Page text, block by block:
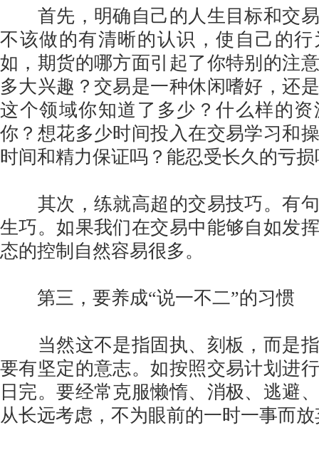
首先，明确自己的人生目标和交易
不该做的有清晰的认识，使自己的
如，期货的哪方面引起了你特别的注
多大兴趣？交易是一种休闲嗜好，还
这个领域你知道了多少？什么样的
你？想花多少时间投入在交易学习和
时间和精力保证吗？能忍受长久的亏
其次，练就高超的交易技巧。有句
生巧。如果我们在交易中能够自如发
态的控制自然容易很多。
第三，要养成“说一不二”的习惯
当然这不是指固执、刻板，而是指
要有坚定的意志。如按照交易计划进
日完。要经常克服懒惰、消极、逃避
从长远考虑，不为眼前的一时一事而